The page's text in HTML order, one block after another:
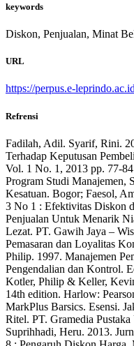
keywords
Diskon, Penjualan, Minat
URL
https://perpus.e-
Refrensi
Fadilah, Adil. Syarif, Rini.
Terhadap Keputusan
Vol. 1 No. 1, 2013 pp. 77-
Program Studi Manajemen,
Kesatuan. Bogor; Faesol,
3 No 1 : Efektivitas Diskon
Penjualan Untuk Menarik
Lezat. PT. Gawih Jaya –
Pemasaran dan Loyalitas
Philip. 1997. Manajemen
Pengendalian dan Kontrol.
Kotler, Philip & Keller,
14th edition. Harlow:
MarkPlus Barsics. Esensi.
Ritel. PT. Gramedia
Suprihhadi, Heru. 2013.